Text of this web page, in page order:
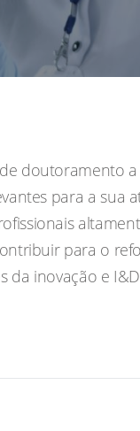
doutoramento
para a sua
para o
da inovação e